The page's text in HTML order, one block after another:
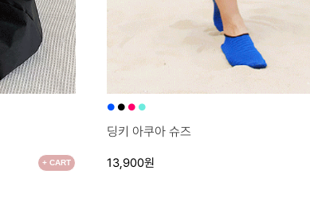
+ CART
● ● ● ●
딩키 아쿠아 슈즈
13,900원